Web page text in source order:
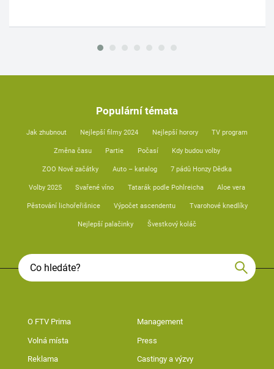
Populární témata
Jak zhubnout Nejlepší filmy 2024 Nejlepší horory TV program
Změna času Partie Počasí Kdy budou volby
ZOO Nové začátky Auto – katalog 7 pádů Honzy Dědka
Volby 2025 Svařené víno Tatarák podle Pohlreicha Aloe vera
Pěstování lichořeřišnice Výpočet ascendentu Tvarohové knedlíky
Nejlepší palačinky Švestkový koláč
O FTV Prima Management
Volná místa Press
Reklama Castingy a výzvy